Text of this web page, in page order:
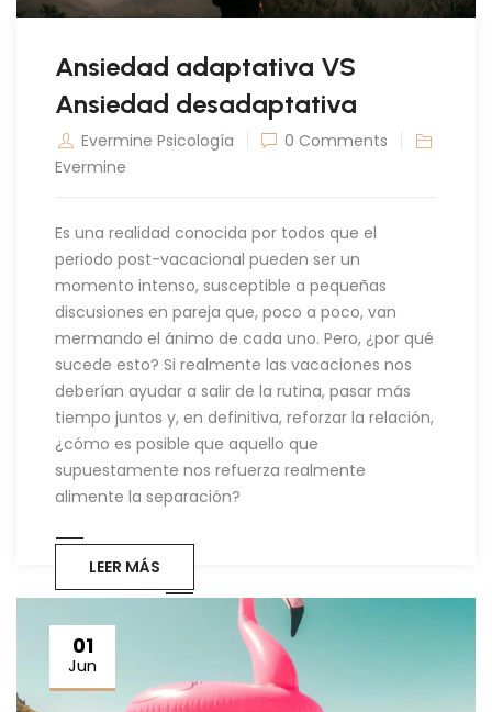
Ansiedad adaptativa VS
Ansiedad desadaptativa
Evermine Psicología
0 Comments
Evermine
Es una realidad conocida por todos que el
periodo post-vacacional pueden ser un
momento intenso, susceptible a pequeñas
discusiones en pareja que, poco a poco, van
mermando el ánimo de cada uno. Pero, ¿por qué
sucede esto? Si realmente las vacaciones nos
deberían ayudar a salir de la rutina, pasar más
tiempo juntos y, en definitiva, reforzar la relación,
¿cómo es posible que aquello que
supuestamente nos refuerza realmente
alimente la separación?
LEER MÁS
01
Jun